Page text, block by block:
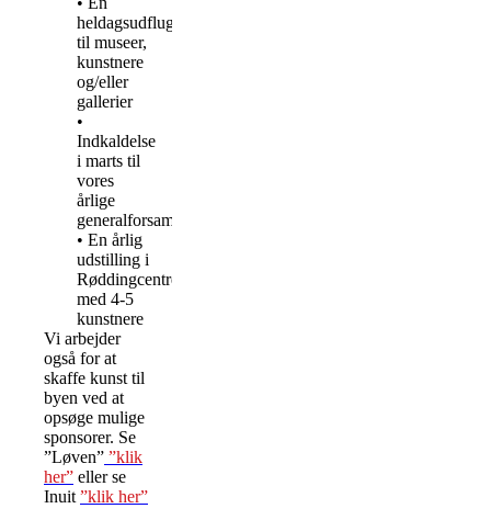
heldagsudflugt
til museer,
kunstnere
og/eller
gallerier
•
Indkaldelse
i marts til
vores
årlige
generalforsamling
• En årlig
udstilling i
Røddingcentret
med 4-5
kunstnere
Vi arbejder
også for at
skaffe kunst til
byen ved at
opsøge mulige
sponsorer. Se
”Løven” ”klik
her” eller se
Inuit ”klik her”